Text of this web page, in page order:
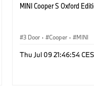
MINI Cooper S Oxford
3 Door · Cooper · MINI
Thu Jul 09 21:46:54